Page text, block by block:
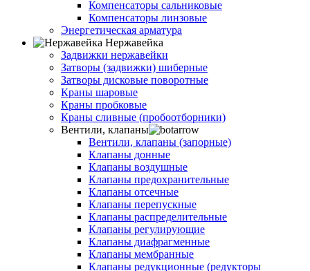
Компенсаторы сальниковые
Компенсаторы линзовые
Энергетическая арматура
Нержавейка
Задвижки нержавейки
Затворы (задвижки) шиберные
Затворы дисковые поворотные
Краны шаровые
Краны пробковые
Краны сливные (пробоотборники)
Вентили, клапаны
Вентили, клапаны (запорные)
Клапаны донные
Клапаны воздушные
Клапаны предохранительные
Клапаны отсечные
Клапаны перепускные
Клапаны распределительные
Клапаны регулирующие
Клапаны диафрагменные
Клапаны мембранные
Клапаны редукционные (редукторы